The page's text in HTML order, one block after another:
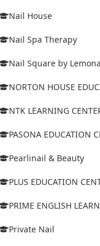
Nail House
Nail Spa Therapy
Nail Square by
NORTON HOUSE
NTK LEARNING
PASONA EDUCATION
Pearlinail & Beauty
PLUS EDUCATION
PRIME ENGLISH
Private Nail